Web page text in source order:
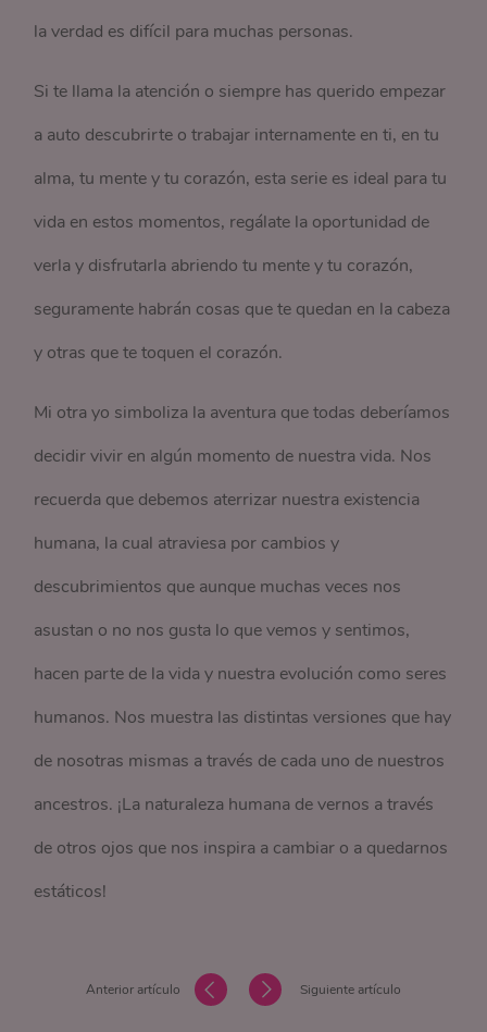
la verdad es difícil para muchas personas.
Si te llama la atención o siempre has querido empezar
a auto descubrirte o trabajar internamente en ti, en tu
alma, tu mente y tu corazón, esta serie es ideal para tu
vida en estos momentos, regálate la oportunidad de
verla y disfrutarla abriendo tu mente y tu corazón,
seguramente habrán cosas que te quedan en la cabeza
y otras que te toquen el corazón.
Mi otra yo simboliza la aventura que todas deberíamos
decidir vivir en algún momento de nuestra vida. Nos
recuerda que debemos aterrizar nuestra existencia
humana, la cual atraviesa por cambios y
descubrimientos que aunque muchas veces nos
asustan o no nos gusta lo que vemos y sentimos,
hacen parte de la vida y nuestra evolución como seres
humanos. Nos muestra las distintas versiones que hay
de nosotras mismas a través de cada uno de nuestros
ancestros. ¡La naturaleza humana de vernos a través
de otros ojos que nos inspira a cambiar o a quedarnos
estáticos!
Anterior artículo Siguiente artículo